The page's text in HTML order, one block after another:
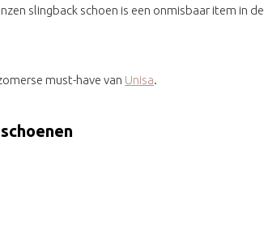
slingback schoen is een onmisbaar item in de
must-have van Unisa.